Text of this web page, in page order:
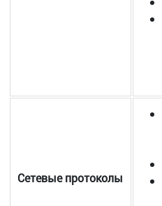
Сетевые протоколы